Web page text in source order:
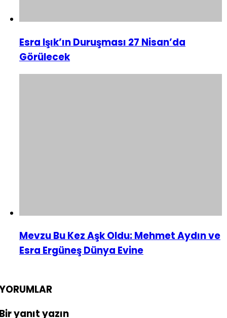
Esra Işık’ın Duruşması 27 Nisan’da
Görülecek
Mevzu Bu Kez Aşk Oldu: Mehmet Aydın ve
Esra Ergüneş Dünya Evine
yanıt yazın